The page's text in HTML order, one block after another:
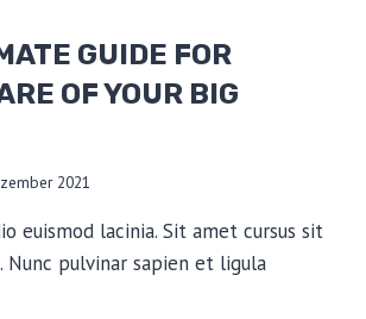
GUIDE FOR
OF YOUR BIG
2021
euismod lacinia. Sit amet cursus sit
pulvinar sapien et ligula